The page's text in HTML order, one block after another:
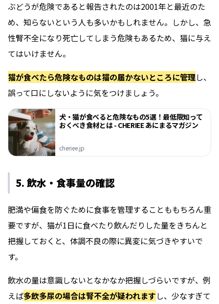
ぶどうが危険であると報告されたのは2001年と最近のた
め、知らないという人も多いかもしれません。しかし、急
性腎不全になり死亡してしまう危険もあるため、猫に与え
てはいけません。
猫が食べたら危険なものは猫の届かないところに管理し、
誤って口にしないように気をつけましょう。
犬・猫が食べると危険なもの5選！最低限知って
おくべき食材とは - CHERIEE あにまるマガジン
cheriee.jp
5. 飲水・食事量の確認
肥満や偏食を防ぐために食事を管理することももちろん重
要ですが、猫が1日に食べたり飲んだりした量をきちんと
把握しておくと、体調不良の際に異変に気づきやすいで
す。
飲水の量は意識しないとなかなか把握しづらいですが、例
えば多飲多尿の場合は腎不全が疑われますし、少なすぎて